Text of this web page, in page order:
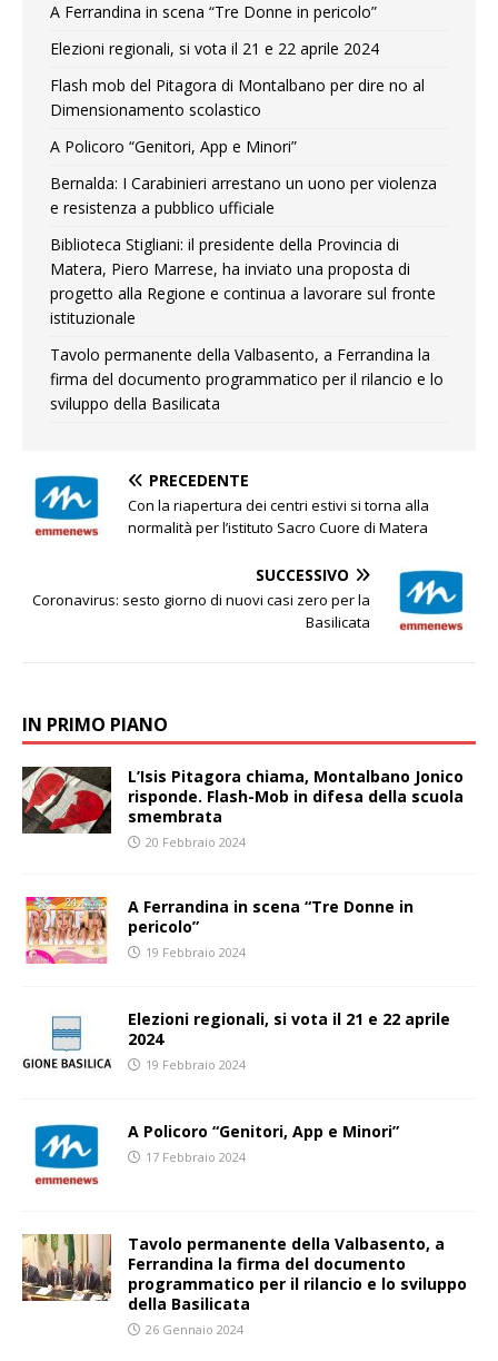
A Ferrandina in scena “Tre Donne in pericolo”
Elezioni regionali, si vota il 21 e 22 aprile 2024
Flash mob del Pitagora di Montalbano per dire no al
Dimensionamento scolastico
A Policoro “Genitori, App e Minori”
Bernalda: I Carabinieri arrestano un uono per violenza
e resistenza a pubblico ufficiale
Biblioteca Stigliani: il presidente della Provincia di
Matera, Piero Marrese, ha inviato una proposta di
progetto alla Regione e continua a lavorare sul fronte
istituzionale
Tavolo permanente della Valbasento, a Ferrandina la
firma del documento programmatico per il rilancio e lo
sviluppo della Basilicata
PRECEDENTE
Con la riapertura dei centri estivi si torna alla
normalità per l’istituto Sacro Cuore di Matera
SUCCESSIVO
Coronavirus: sesto giorno di nuovi casi zero per la
Basilicata
IN PRIMO PIANO
L’Isis Pitagora chiama, Montalbano Jonico
risponde. Flash-Mob in difesa della scuola
smembrata
20 Febbraio 2024
A Ferrandina in scena “Tre Donne in
pericolo”
19 Febbraio 2024
Elezioni regionali, si vota il 21 e 22 aprile
2024
19 Febbraio 2024
A Policoro “Genitori, App e Minori”
17 Febbraio 2024
Tavolo permanente della Valbasento, a
Ferrandina la firma del documento
programmatico per il rilancio e lo sviluppo
della Basilicata
26 Gennaio 2024